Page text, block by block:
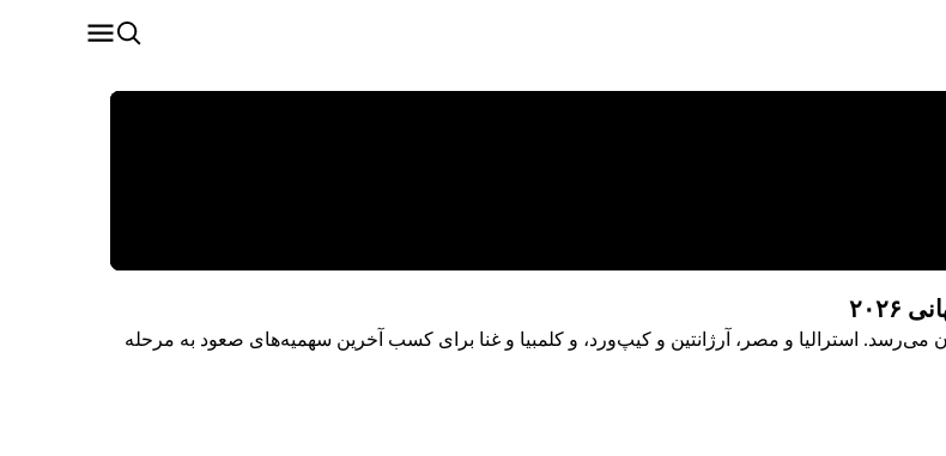
با برگزاری سه مسابقه به پایان می‌رسد. استرالیا و مصر، آرژانتین و کیپ‌ورد، و کلمبیا و غنا برای کسب آخرین سهمیه‌های صعود به مرحله